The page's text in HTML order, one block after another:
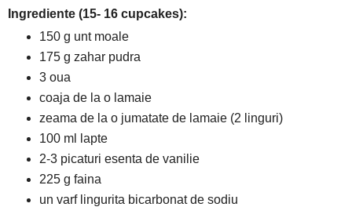
Ingrediente (15- 16 cupcakes):
150 g unt moale
175 g zahar pudra
3 oua
coaja de la o lamaie
zeama de la o jumatate de lamaie (2 linguri)
100 ml lapte
2-3 picaturi esenta de vanilie
225 g faina
un varf lingurita bicarbonat de sodiu